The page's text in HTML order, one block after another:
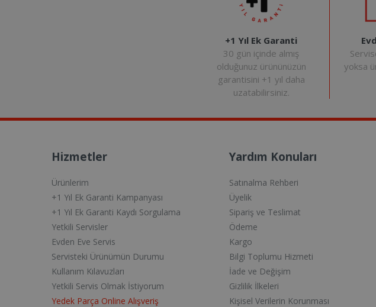
+1 Yıl Ek Garanti
30 gün içinde almış
olduğunuz ürününüzün
garantisini +1 yıl daha
uzatabilirsiniz.
yoksa
Hizmetler
Ürünlerim
+1 Yıl Ek Garanti Kampanyası
+1 Yıl Ek Garanti Kaydı Sorgulama
Yetkili Servisler
Evden Eve Servis
Servisteki Ürünümün Durumu
Kullanım Kılavuzları
Yetkili Servis Olmak İstiyorum
Yedek Parça Online Alışveriş
Yardım Konuları
Satınalma Rehberi
Üyelik
Sipariş ve Teslimat
Ödeme
Kargo
Bilgi Toplumu Hizmeti
İade ve Değişim
Gizlilik İlkeleri
Kişisel Verilerin Korunması